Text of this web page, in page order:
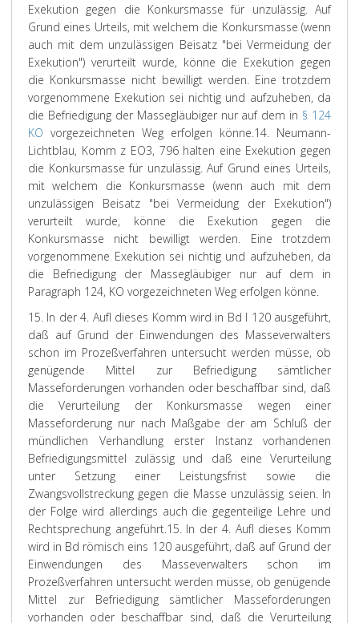
Exekution gegen die Konkursmasse für unzulässig. Auf
Grund eines Urteils, mit welchem die Konkursmasse (wenn
auch mit dem unzulässigen Beisatz "bei Vermeidung der
Exekution") verurteilt wurde, könne die Exekution gegen
die Konkursmasse nicht bewilligt werden. Eine trotzdem
vorgenommene Exekution sei nichtig und aufzuheben, da
die Befriedigung der Massegläubiger nur auf dem in § 124
KO vorgezeichneten Weg erfolgen könne.14. Neumann-
Lichtblau, Komm z EO3, 796 halten eine Exekution gegen
die Konkursmasse für unzulässig. Auf Grund eines Urteils,
mit welchem die Konkursmasse (wenn auch mit dem
unzulässigen Beisatz "bei Vermeidung der Exekution")
verurteilt wurde, könne die Exekution gegen die
Konkursmasse nicht bewilligt werden. Eine trotzdem
vorgenommene Exekution sei nichtig und aufzuheben, da
die Befriedigung der Massegläubiger nur auf dem in
Paragraph 124, KO vorgezeichneten Weg erfolgen könne.
15. In der 4. Aufl dieses Komm wird in Bd I 120 ausgeführt,
daß auf Grund der Einwendungen des Masseverwalters
schon im Prozeßverfahren untersucht werden müsse, ob
genügende Mittel zur Befriedigung sämtlicher
Masseforderungen vorhanden oder beschaffbar sind, daß
die Verurteilung der Konkursmasse wegen einer
Masseforderung nur nach Maßgabe der am Schluß der
mündlichen Verhandlung erster Instanz vorhandenen
Befriedigungsmittel zulässig und daß eine Verurteilung
unter Setzung einer Leistungsfrist sowie die
Zwangsvollstreckung gegen die Masse unzulässig seien. In
der Folge wird allerdings auch die gegenteilige Lehre und
Rechtsprechung angeführt.15. In der 4. Aufl dieses Komm
wird in Bd römisch eins 120 ausgeführt, daß auf Grund der
Einwendungen des Masseverwalters schon im
Prozeßverfahren untersucht werden müsse, ob genügende
Mittel zur Befriedigung sämtlicher Masseforderungen
vorhanden oder beschaffbar sind, daß die Verurteilung